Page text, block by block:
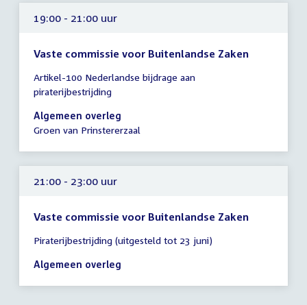
19:00 - 21:00 uur
Vaste commissie voor Buitenlandse Zaken
vergadering
19:00
-
21:00
Artikel-100 Nederlandse bijdrage aan
piraterijbestrijding
Algemeen overleg
Groen van Prinstererzaal
21:00 - 23:00 uur
Vaste commissie voor Buitenlandse Zaken
vergadering
21:00
23:00
Piraterijbestrijding (uitgesteld tot 23 juni)
Algemeen overleg